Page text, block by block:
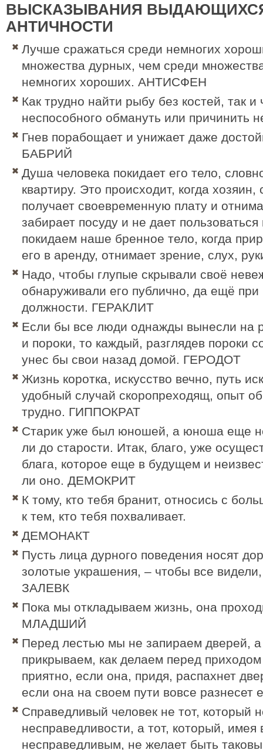
ВЫСКАЗЫВАНИЯ
АНТИЧНОСТИ
Лучше сражаться среди немногих
множества дурных, чем среди
немногих хороших. АНТИСФЕН
Как трудно найти рыбу без костей, так и
неспособного обмануть или причинить
Гнев порабощает и унижает даже
БАБРИЙ
Душа человека покидает его тело,
квартиру. Это происходит, когда
получает своевременную плату и
забирает посуду и не дает
покидаем наше бренное тело, когда
его в аренду, отнимает зрение, слух,
Надо, чтобы глупые скрывали своё
обнаруживали его публично, да ещё при
должности. ГЕРАКЛИТ
Если бы все люди однажды вынесли на
и пороки, то каждый, разглядев пороки
унес бы свои назад домой. ГЕРОДОТ
Жизнь коротка, искусство вечно, путь
удобный случай скоропреходящ, опыт
трудно. ГИППОКРАТ
Старик уже был юношей, а юноша еще
ли до старости. Итак, благо, уже
блага, которое еще в будущем и
ли оно. ДЕМОКРИТ
К тому, кто тебя бранит, относись с
к тем, кто тебя похваливает.
ДЕМОНАКТ
Пусть лица дурного поведения носят
золотые украшения, – чтобы все
ЗАЛЕВК
Пока мы откладываем жизнь, она
МЛАДШИЙ
Перед лестью мы не запираем дверей, а
прикрываем, как делаем перед
приятно, если она, придя, распахнет
если она на своем пути вовсе
Справедливый человек не тот, который
несправедливости, а тот, который, имея
несправедливым, не желает быть